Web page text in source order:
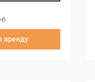
руб
аренду